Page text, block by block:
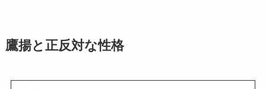
鷹揚と正反対な性格